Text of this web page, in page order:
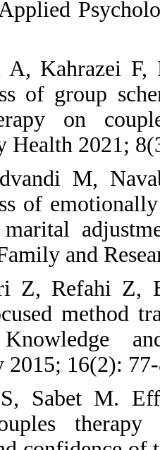
Journal of
16.
couple
17.
improving
Journal of
18.
emotion
intimacy.
19. Zarei
focused